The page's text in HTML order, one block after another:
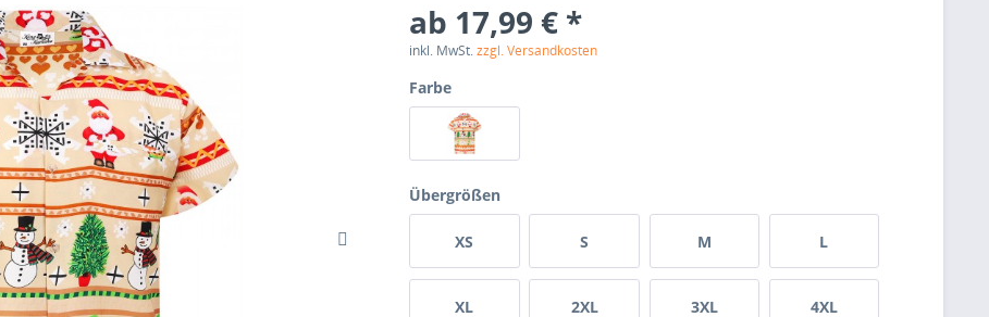
ab 17,99 € *
inkl. MwSt.zzgl. Versandkosten
Farbe
Übergrößen
XS S M L
XL 2XL 3XL 4XL